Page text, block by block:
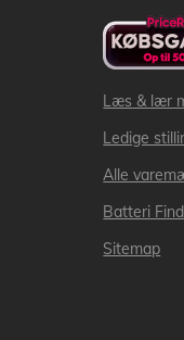
Læs & lær
Ledige
Alle
Batteri
Sitemap